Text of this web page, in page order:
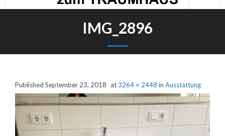
IMG_2896
Das Unternehmen
Unsere Bauherren
Published September 23, 2018 at3264 × 2448 in Ausstattung